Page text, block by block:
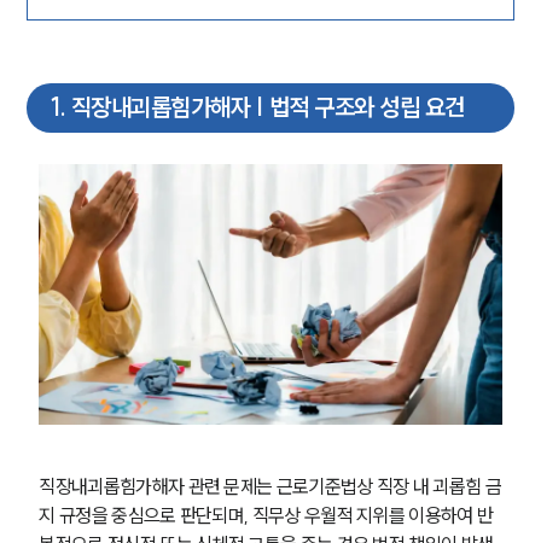
1 . 직장내괴롭힘가해자 | 법적 구조와 성립 요건
직장내괴롭힘가해자 관련 문제는 근로기준법상 직장 내 괴롭힘 금
지 규정을 중심으로 판단되며, 직무상 우월적 지위를 이용하여 반